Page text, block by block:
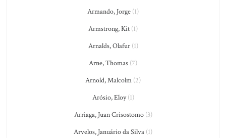
Armando, Jorge (1)
Armstrong, Kit (1)
Arnalds, Olafur(1)
Arne, Thomas (7)
Arnold, Malcolm (2)
Arósio, Eloy(1)
Arriaga, Juan Crisostomo(3)
Arvelos, Januário da Silva (1)